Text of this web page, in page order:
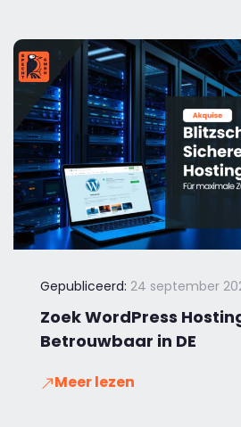
Gepubliceerd: 24 september
Zoek WordPress
Betrouwbaar in DE
Meer lezen